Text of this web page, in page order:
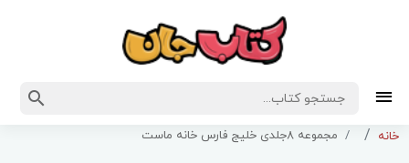
خانه مجموعه 8جلدی خلیج فارس خانه ماست